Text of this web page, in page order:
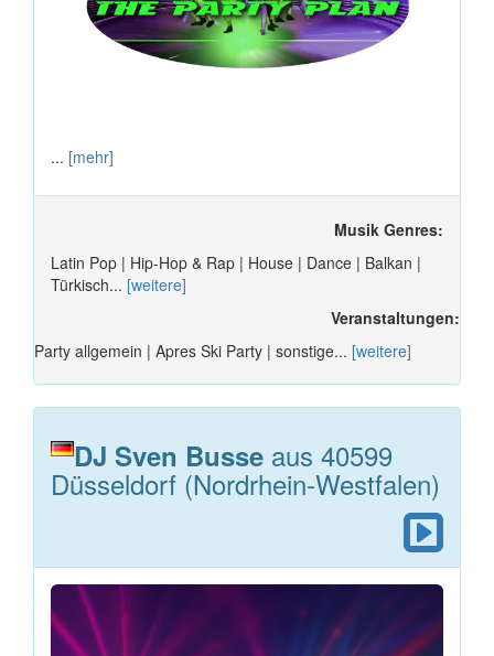
... [mehr]
Musik Genres:
Latin Pop | Hip-Hop & Rap | House | Dance | Balkan |
Türkisch... [weitere]
Veranstaltungen:
Party allgemein | Apres Ski Party | sonstige... [weitere]
DJ Sven Busse aus 40599
Düsseldorf (Nordrhein-Westfalen)